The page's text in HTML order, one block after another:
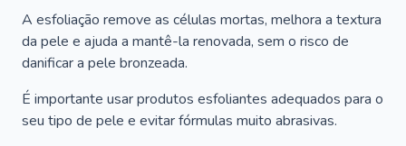
A esfoliação remove as células mortas, melhora a textura
da pele e ajuda a mantê-la renovada, sem o risco de
danificar a pele bronzeada.
É importante usar produtos esfoliantes adequados para o
seu tipo de pele e evitar fórmulas muito abrasivas.